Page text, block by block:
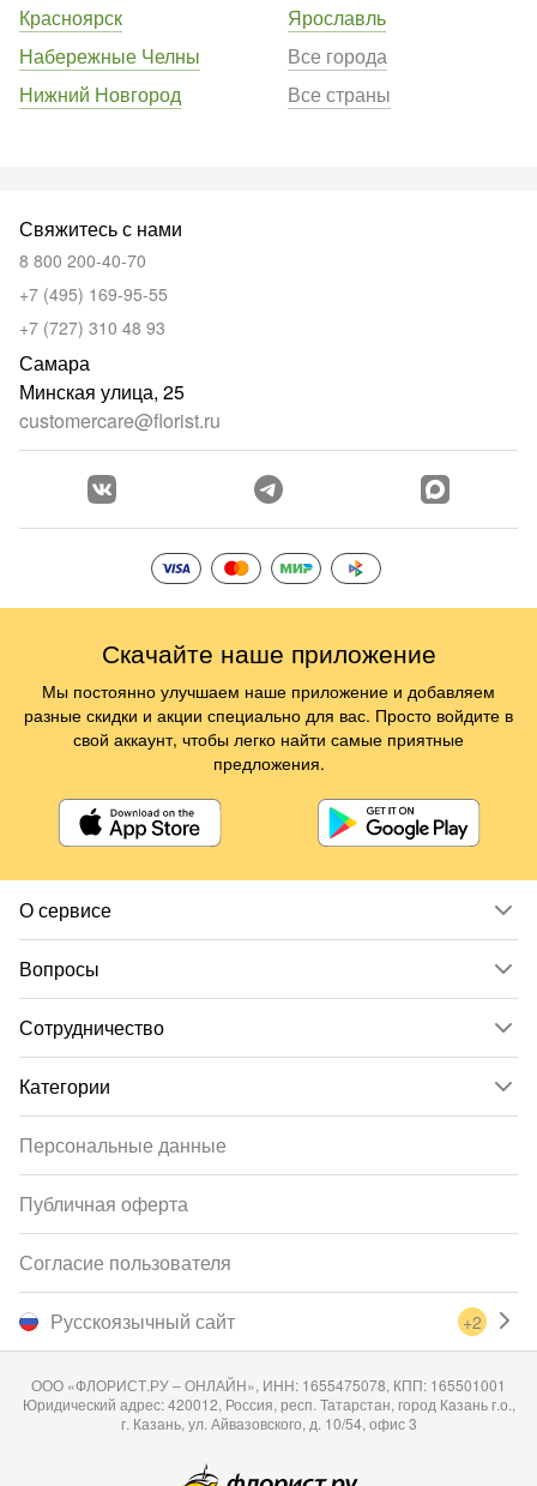
Красноярск
Набережные Челны
Нижний Новгород
Ярославль
Все города
Все страны
О сервисе
Вопросы
Сотрудничество
Категории
Свяжитесь с нами
8 800 200-40-70
+7 (495) 169-95-55
+7 (727) 310 48 93
Самара
Минская улица, 25
customercare@florist.ru
Русскоязычный сайт +2
Персональные данные
Публичная оферта
Согласие пользователя
ООО «ФЛОРИСТ.РУ – ОНЛАЙН», ИНН: 1655475078, КПП: 165501001
Юридический адрес: 420012, Россия, респ. Татарстан, город Казань г.о.,
г. Казань, ул. Айвазовского, д. 10/54, офис 3
Скачайте наше приложение
Мы постоянно улучшаем наше приложение и добавляем
разные скидки и акции специально для вас. Просто войдите в
свой аккаунт, чтобы легко найти самые приятные
предложения.